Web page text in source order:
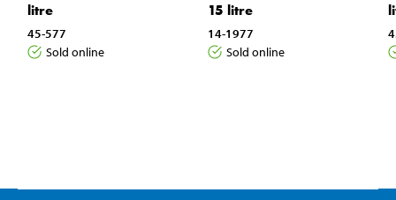
litre
45-577
Sold online
15 litre
14-1977
Sold online